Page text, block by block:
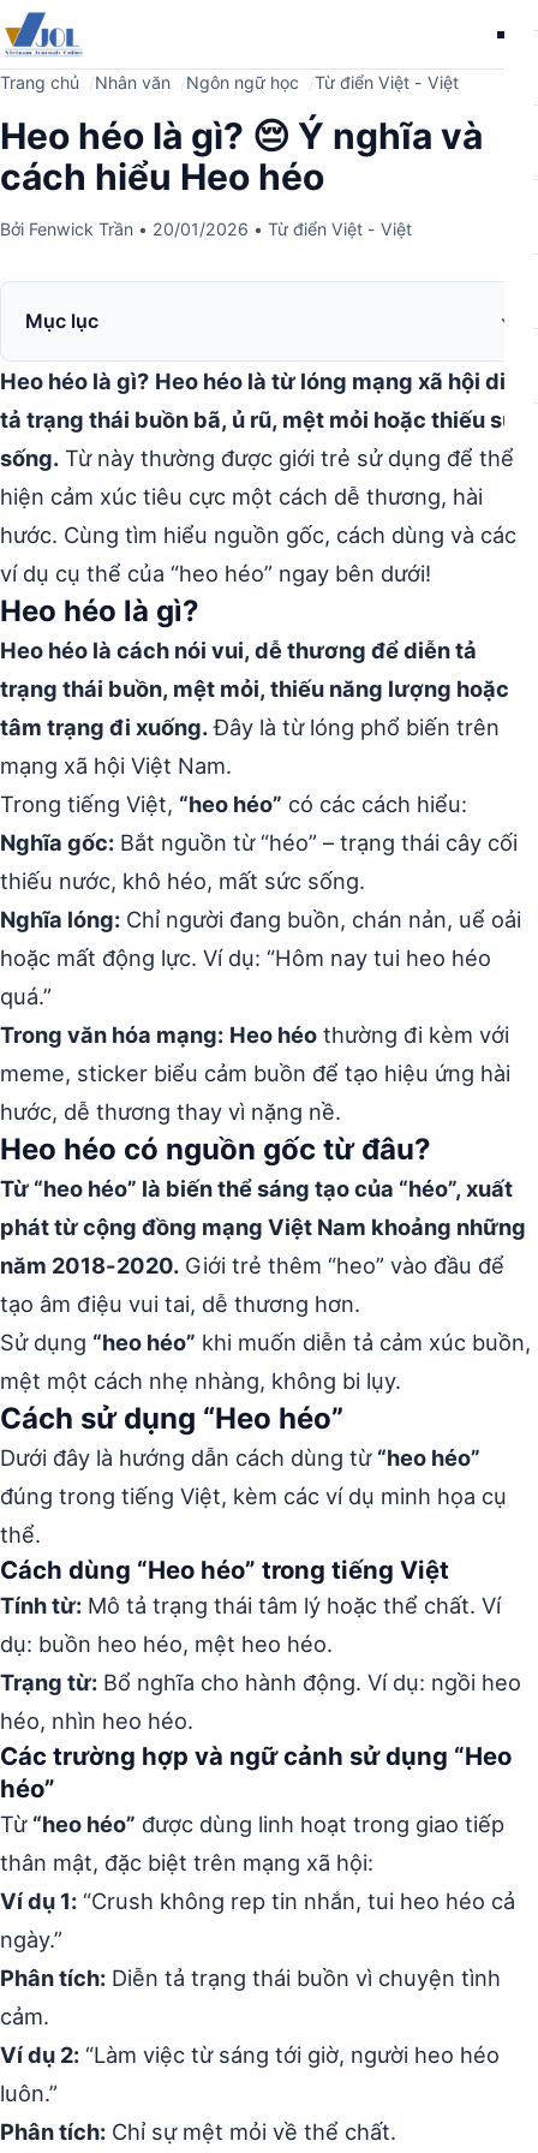
Trang chủ Nhân văn Ngôn ngữ học Từ điển Việt - Việt
Heo héo là gì? 😔 Ý nghĩa và
cách hiểu Heo héo
Bởi Fenwick Trần • 20/01/2026 • Từ điển Việt - Việt
Mục lục
Heo héo là gì? Heo héo là từ lóng mạng xã hội diễn
tả trạng thái buồn bã, ủ rũ, mệt mỏi hoặc thiếu sức
sống. Từ này thường được giới trẻ sử dụng để thể
hiện cảm xúc tiêu cực một cách dễ thương, hài
hước. Cùng tìm hiểu nguồn gốc, cách dùng và các
ví dụ cụ thể của “heo héo” ngay bên dưới!
Heo héo là gì?
Heo héo là cách nói vui, dễ thương để diễn tả
trạng thái buồn, mệt mỏi, thiếu năng lượng hoặc
tâm trạng đi xuống.Đây là từ lóng phổ biến trên
mạng xã hội Việt Nam.
Trong tiếng Việt, “heo héo” có các cách hiểu:
Nghĩa gốc: Bắt nguồn từ “héo” – trạng thái cây cối
thiếu nước, khô héo, mất sức sống.
Nghĩa lóng: Chỉ người đang buồn, chán nản, uể oải
hoặc mất động lực. Ví dụ: “Hôm nay tui heo héo
quá.”
Trong văn hóa mạng: Heo héo thường đi kèm với
meme, sticker biểu cảm buồn để tạo hiệu ứng hài
hước, dễ thương thay vì nặng nề.
Heo héo có nguồn gốc từ đâu?
Từ “heo héo” là biến thể sáng tạo của “héo”, xuất
phát từ cộng đồng mạng Việt Nam khoảng những
năm 2018-2020. Giới trẻ thêm “heo” vào đầu để
tạo âm điệu vui tai, dễ thương hơn.
Sử dụng “heo héo” khi muốn diễn tả cảm xúc buồn,
mệt một cách nhẹ nhàng, không bi lụy.
Cách sử dụng “Heo héo”
Dưới đây là hướng dẫn cách dùng từ “heo héo”
đúng trong tiếng Việt, kèm các ví dụ minh họa cụ
thể.
Cách dùng “Heo héo” trong tiếng Việt
Tính từ: Mô tả trạng thái tâm lý hoặc thể chất. Ví
dụ: buồn heo héo, mệt heo héo.
Trạng từ: Bổ nghĩa cho hành động. Ví dụ: ngồi heo
héo, nhìn heo héo.
Các trường hợp và ngữ cảnh sử dụng “Heo
héo”
Từ “heo héo” được dùng linh hoạt trong giao tiếp
thân mật, đặc biệt trên mạng xã hội:
Ví dụ 1: “Crush không rep tin nhắn, tui heo héo cả
ngày.”
Phân tích: Diễn tả trạng thái buồn vì chuyện tình
cảm.
Ví dụ 2: “Làm việc từ sáng tới giờ, người heo héo
luôn.”
Phân tích: Chỉ sự mệt mỏi về thể chất.